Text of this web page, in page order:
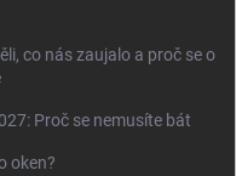
co nás zaujalo a proč se o
Proč se nemusíte bát
oken?